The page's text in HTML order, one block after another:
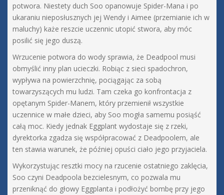
potwora. Niestety duch Soo opanowuje Spider-Mana i po
ukaraniu nieposłusznych jej Wendy i Aimee (przemianie ich w
maluchy) każe reszcie uczennic utopić stwora, aby móc
posilić się jego duszą.
Wrzucenie potwora do wody sprawia, że Deadpool musi
obmyślić inny plan ucieczki. Robiąc z sieci spadochron,
wypływa na powierzchnię, pociągając za sobą
towarzyszących mu ludzi. Tam czeka go konfrontacja z
opętanym Spider-Manem, który przemienił wszystkie
uczennice w małe dzieci, aby Soo mogła samemu posiąść
całą moc. Kiedy jednak Eggplant wydostaje się z rzeki,
dyrektorka zgadza się współpracować z Deadpoolem, ale
ten stawia warunek, że później opuści ciało jego przyjaciela.
Wykorzystując resztki mocy na rzucenie ostatniego zaklęcia,
Soo czyni Deadpoola bezcielesnym, co pozwala mu
przeniknąć do głowy Eggplanta i podłożyć bombę przy jego